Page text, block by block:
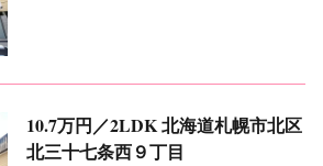
10.7万円／2LDK北海道札幌市北区
北三十七条西９丁目